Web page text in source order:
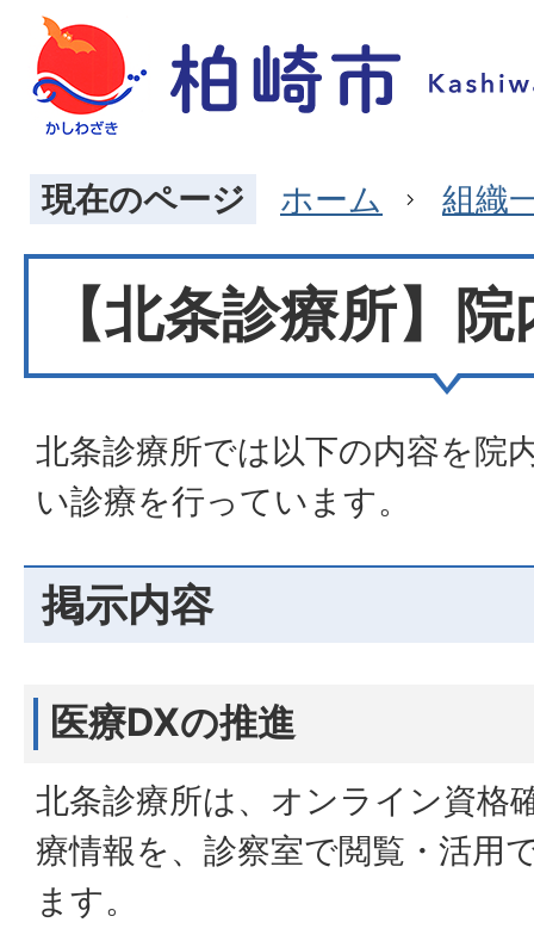
現在のページ ホーム 組織
【北条診療所】
北条診療所では以下の内容を院
い診療を行っています。
掲示内容
医療DXの推進
北条診療所は、オンライン資格
療情報を、診察室で閲覧・活用
ます。